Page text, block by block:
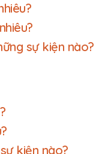
sự kiện nào?
kiện nào?